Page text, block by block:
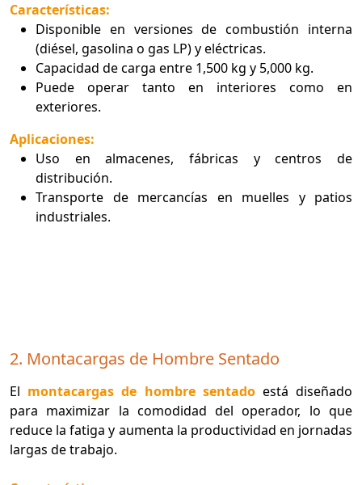
Características:
Disponible en versiones de combustión interna
(diésel, gasolina o gas LP) y eléctricas.
Capacidad de carga entre 1,500 kg y 5,000 kg.
Puede operar tanto en interiores como en
exteriores.
Aplicaciones:
Uso en almacenes, fábricas y centros de
distribución.
Transporte de mercancías en muelles y patios
industriales.
2. Montacargas de Hombre Sentado
El montacargas de hombre sentadoestá diseñado
para maximizar la comodidad del operador, lo que
reduce la fatiga y aumenta la productividad en jornadas
largas de trabajo.